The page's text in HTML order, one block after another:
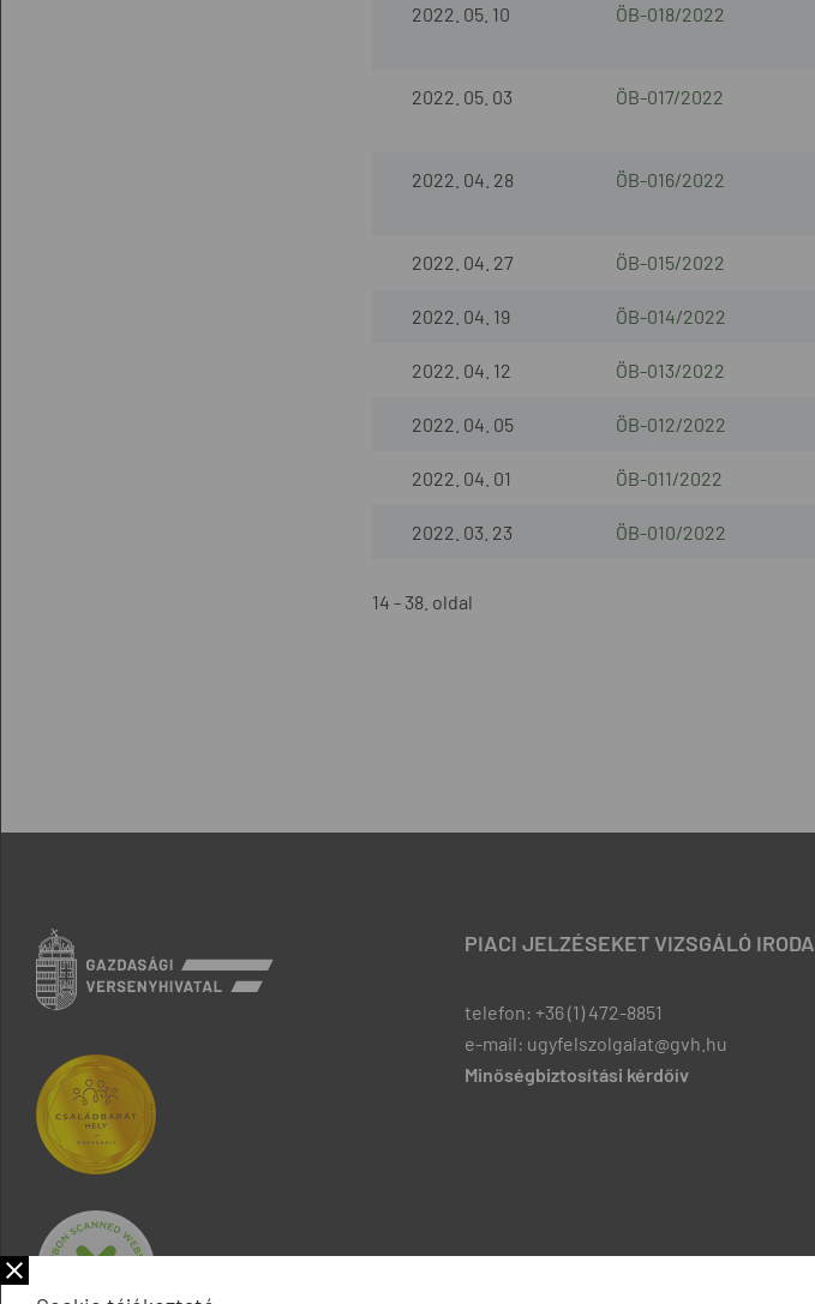
2022. 05. 10 ÖB-018/2022
2022. 05. 03 ÖB-017/2022
2022. 04. 28 ÖB-016/2022
2022. 04. 27 ÖB-015/2022
2022. 04. 19 ÖB-014/2022
2022. 04. 12 ÖB-013/2022
2022. 04. 05 ÖB-012/2022
2022. 04. 01 ÖB-011/2022
2022. 03. 23 ÖB-010/2022
14 - 38. oldal
PIACI JELZÉSEKET VIZSGÁLÓ IRODA
telefon: +36 (1) 472-8851
e-mail: ugyfelszolgalat@gvh.hu
Minőségbiztosítási kérdőív